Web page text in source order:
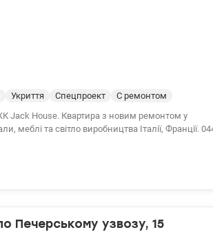
Укриття Спецпроект
С ремонтом
меблі та світло виробництва Італії, Франції.
Печерському узвозу, 15